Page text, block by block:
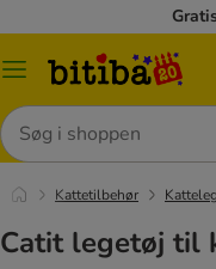
Menu
Søg
Kattetilbehør
Catit legetøj til